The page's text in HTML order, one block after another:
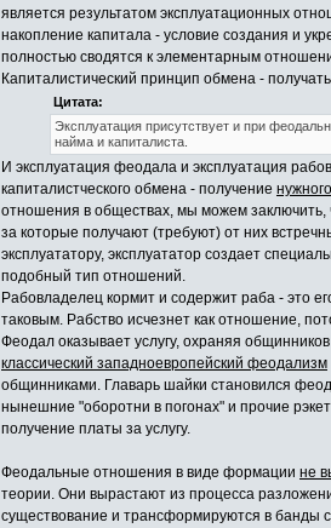
является результатом эксплуатационных
накопление капитала - условие создания и
полностью сводятся к элементарным
Капиталистический принцип обмена -
Цитата:
Эксплуатация присутствует и при
найма и капиталиста.
И эксплуатация феодала и эксплуатация
капиталистческого обмена - получение нужного
отношения в обществах, мы можем заключить,
за которые получают (требуют) от них
эксплуататору, эксплуататор создает
подобный тип отношений.
Рабовладелец кормит и содержит раба - это
таковым. Рабство исчезнет как отношение,
Феодал оказывает услугу, охраняя
классический западноевропейский феодализм
общинниками. Главарь шайки становился
нынешние "оборотни в погонах" и прочие
получение платы за услугу.
Феодальные отношения в виде формации не
теории. Они вырастают из процесса
существование и трансформируются в банды